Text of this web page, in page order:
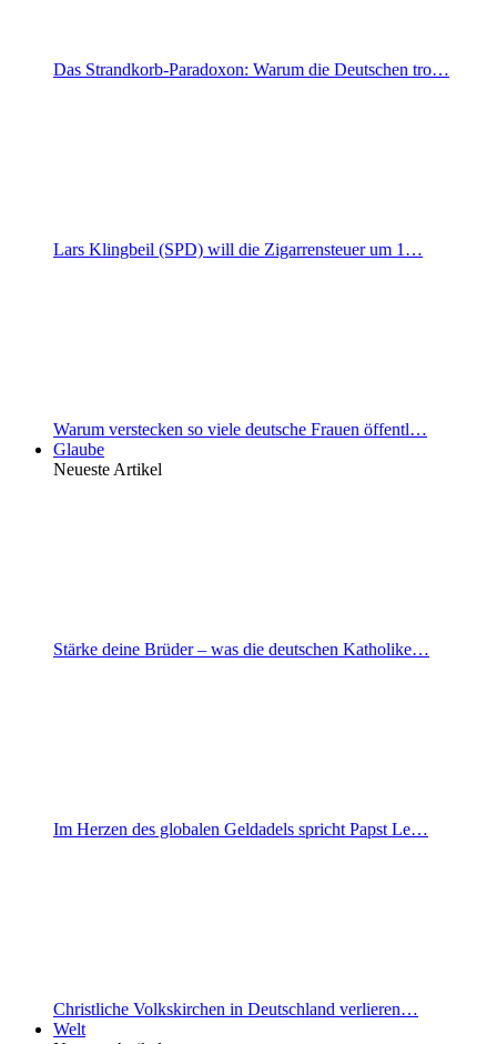
Das Strandkorb-Paradoxon: Warum die Deutschen tro…
Lars Klingbeil (SPD) will die Zigarrensteuer um 1…
Warum verstecken so viele deutsche Frauen öffentl…
Glaube
Neueste Artikel
Stärke deine Brüder – was die deutschen Katholike…
Im Herzen des globalen Geldadels spricht Papst Le…
Christliche Volkskirchen in Deutschland verlieren…
Welt